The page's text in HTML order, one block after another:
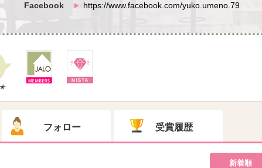
Facebook
https://www.facebook.com/yuko.umeno.79
フォロー 受賞履歴
新着順